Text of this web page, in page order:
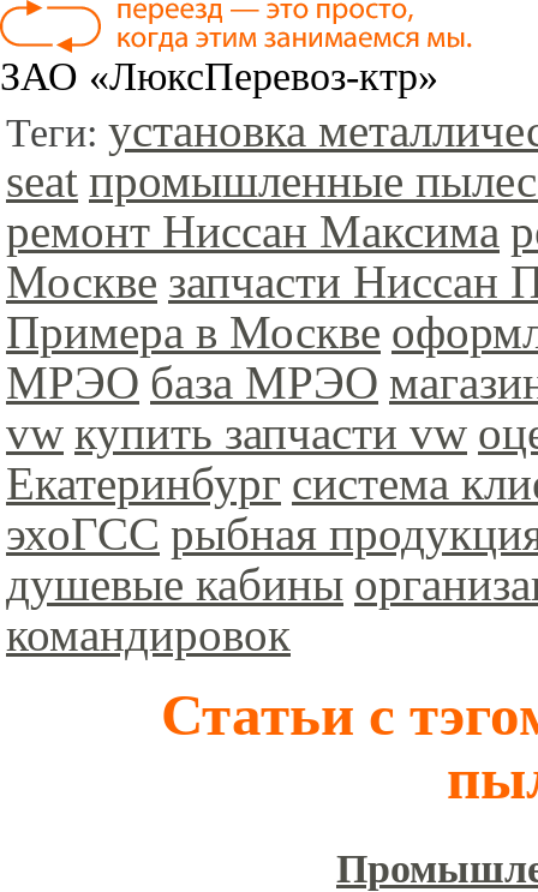
ЗАО «ЛюксПеревоз-ктр»
Теги: установка
seat промышленные
ремонт Ниссан Максима
Москве запчасти Ниссан
Примера в Москве
МРЭО база МРЭО
vw купить запчасти vw
Екатеринбург система
эхоГСС рыбная
душевые кабины
командировок
Статьи с